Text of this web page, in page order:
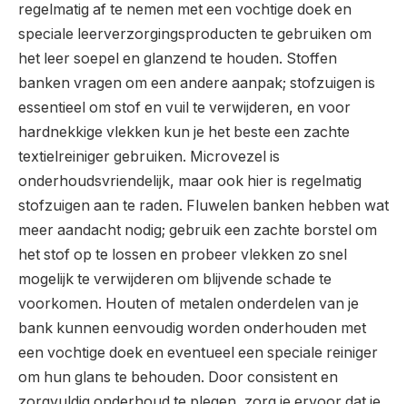
regelmatig af te nemen met een vochtige doek en
speciale leerverzorgingsproducten te gebruiken om
het leer soepel en glanzend te houden. Stoffen
banken vragen om een andere aanpak; stofzuigen is
essentieel om stof en vuil te verwijderen, en voor
hardnekkige vlekken kun je het beste een zachte
textielreiniger gebruiken. Microvezel is
onderhoudsvriendelijk, maar ook hier is regelmatig
stofzuigen aan te raden. Fluwelen banken hebben wat
meer aandacht nodig; gebruik een zachte borstel om
het stof op te lossen en probeer vlekken zo snel
mogelijk te verwijderen om blijvende schade te
voorkomen. Houten of metalen onderdelen van je
bank kunnen eenvoudig worden onderhouden met
een vochtige doek en eventueel een speciale reiniger
om hun glans te behouden. Door consistent en